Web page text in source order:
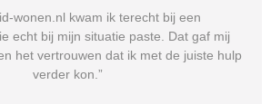
wonen.nl kwam ik terecht bij een
echt bij mijn situatie paste. Dat gaf mij
het vertrouwen dat ik met de juiste hulp
verder kon.”